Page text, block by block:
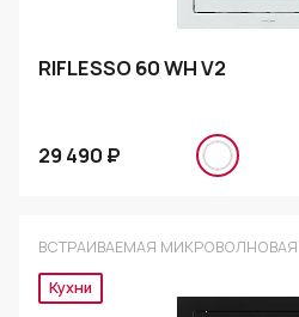
RIFLESSO 60 WH V2
29 490 ₽
ВСТРАИВАЕМАЯ
Кухни